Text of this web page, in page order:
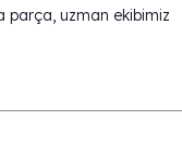
parça, uzman ekibimiz